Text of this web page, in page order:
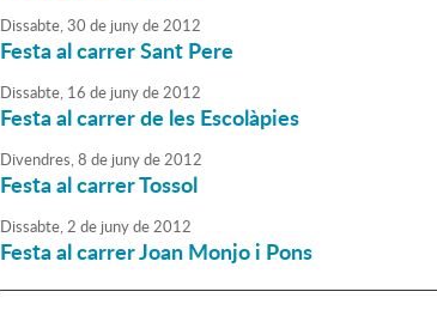
Dissabte,30 de junyde2012
Festa al carrer Sant Pere
Dissabte, 16 de junyde2012
Festa al carrer de les Escolàpies
Divendres,8 de junyde2012
Festa al carrer Tossol
Dissabte,2 de junyde2012
Festa al carrer Joan Monjo i Pons